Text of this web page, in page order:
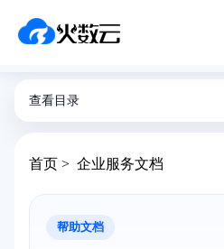
查看目录
首页 > 企业服务文档
帮助文档